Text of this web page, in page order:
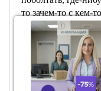
то зачем-то с кем-
выполнить,
кем-либо
заняться чьими-
выделила
обозначение